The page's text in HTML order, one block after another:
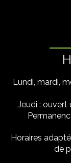
Lundi, mardi,
Jeudi : ouvert
Horaires
de